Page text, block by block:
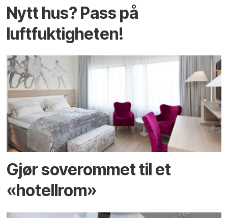
Nytt hus? Pass på
luftfuktigheten!
Gjør soverommet til et
«hotellrom»